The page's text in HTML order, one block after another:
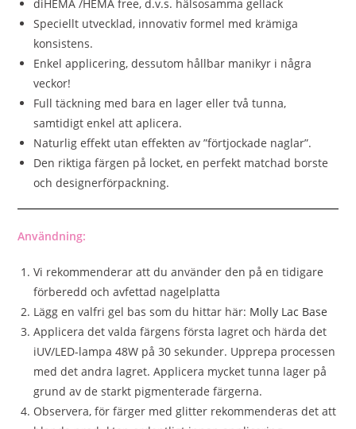
diHEMA /HEMA free, d.v.s. hälsosamma gellack
Speciellt utvecklad, innovativ formel med krämiga
konsistens.
Enkel applicering, dessutom hållbar manikyr i några
veckor!
Full täckning med bara en lager eller två tunna,
samtidigt enkel att aplicera.
Naturlig effekt utan effekten av ”förtjockade naglar”.
Den riktiga färgen på locket, en perfekt matchad borste
och designerförpackning.
Användning:
Vi rekommenderar att du använder den på en tidigare
förberedd och avfettad nagelplatta
Lägg en valfri gel bas som du hittar här: Molly Lac Base
Applicera det valda färgens första lagret och härda det
iUV/LED-lampa 48W på 30 sekunder. Upprepa processen
med det andra lagret. Applicera mycket tunna lager på
grund av de starkt pigmenterade färgerna.
Observera, för färger med glitter rekommenderas det att